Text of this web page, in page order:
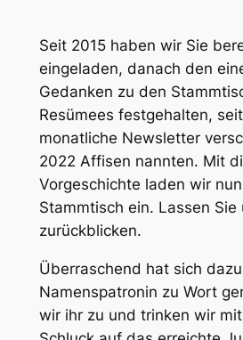
Seit 2015 haben wir Sie
eingeladen, danach den
Gedanken zu den
Resümees festgehalten,
monatliche Newsletter
2022 Affisen nannten. Mit
Vorgeschichte laden wir
Stammtisch ein. Lassen Sie
zurückblicken.
Überraschend hat sich
Namenspatronin zu Wort
wir ihr zu und trinken wir